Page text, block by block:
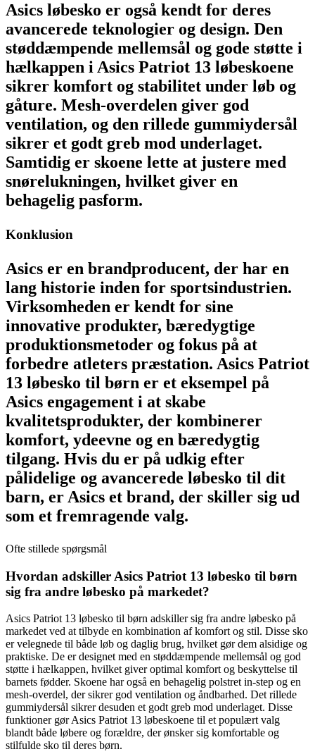
Asics løbesko er også kendt for deres
avancerede teknologier og design. Den
støddæmpende mellemsål og gode støtte i
hælkappen i Asics Patriot 13 løbeskoene
sikrer komfort og stabilitet under løb og
gåture. Mesh-overdelen giver god
ventilation, og den rillede gummiydersål
sikrer et godt greb mod underlaget.
Samtidig er skoene lette at justere med
snørelukningen, hvilket giver en
behagelig pasform.
Konklusion
Asics er en brandproducent, der har en
lang historie inden for sportsindustrien.
Virksomheden er kendt for sine
innovative produkter, bæredygtige
produktionsmetoder og fokus på at
forbedre atleters præstation. Asics Patriot
13 løbesko til børn er et eksempel på
Asics engagement i at skabe
kvalitetsprodukter, der kombinerer
komfort, ydeevne og en bæredygtig
tilgang. Hvis du er på udkig efter
pålidelige og avancerede løbesko til dit
barn, er Asics et brand, der skiller sig ud
som et fremragende valg.
Ofte stillede spørgsmål
Hvordan adskiller Asics Patriot 13 løbesko til børn
sig fra andre løbesko på markedet?
Asics Patriot 13 løbesko til børn adskiller sig fra andre løbesko på
markedet ved at tilbyde en kombination af komfort og stil. Disse sko
er velegnede til både løb og daglig brug, hvilket gør dem alsidige og
praktiske. De er designet med en støddæmpende mellemsål og god
støtte i hælkappen, hvilket giver optimal komfort og beskyttelse til
barnets fødder. Skoene har også en behagelig polstret in-step og en
mesh-overdel, der sikrer god ventilation og åndbarhed. Det rillede
gummiydersål sikrer desuden et godt greb mod underlaget. Disse
funktioner gør Asics Patriot 13 løbeskoene til et populært valg
blandt både løbere og forældre, der ønsker sig komfortable og
stilfulde sko til deres børn.